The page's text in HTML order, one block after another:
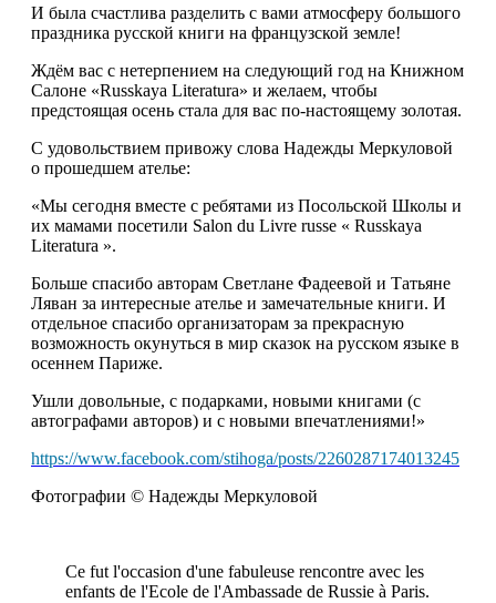
И была счастлива разделить с вами атмосферу большого
праздника русской книги на французской земле!
Ждём вас с нетерпением на следующий год на Книжном
Салоне «Russkaya Literatura» и желаем, чтобы
предстоящая осень стала для вас по-настоящему золотая.
С удовольствием привожу слова Надежды Меркуловой
о прошедшем ателье:
«Мы сегодня вместе с ребятами из Посольской Школы и
их мамами посетили Salon du Livre russe « Russkaya
Literatura ».
Больше спасибо авторам Светлане Фадеевой и Татьяне
Ляван за интересные ателье и замечательные книги. И
отдельное спасибо организаторам за прекрасную
возможность окунуться в мир сказок на русском языке в
осеннем Париже.
Ушли довольные, с подарками, новыми книгами (с
автографами авторов) и с новыми впечатлениями!»
https://www.facebook.com/stihoga/posts/2260287174013245
Фотографии © Надежды Меркуловой
Ce fut l'occasion d'une fabuleuse rencontre avec les
enfants de l'Ecole de l'Ambassade de Russie à Paris.